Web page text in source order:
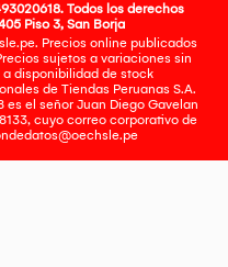
Todos los derechos
Piso 3, San Borja
Precios online publicados
sujetos a variaciones sin
disponibilidad de stock
de Tiendas Peruanas S.A.
el señor Juan Diego Gavelan
cuyo correo corporativo de